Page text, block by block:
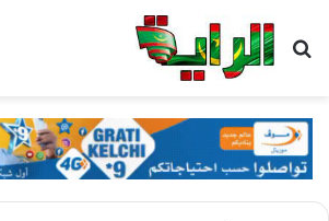
بحث عن